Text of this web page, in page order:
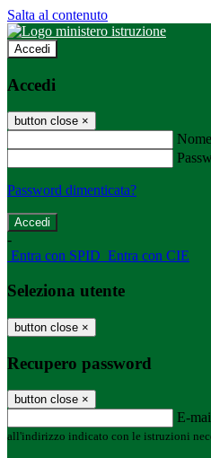
Salta al contenuto
Accedi
Accedi
button close ×
Password dimenticata?
-
Entra con SPID Entra con CIE
Seleziona utente
button close ×
Recupero password
button close ×
E-
all'indirizzo indicato con le istruzioni